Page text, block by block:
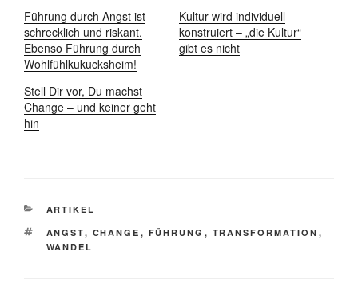
Führung durch Angst ist
schrecklich und riskant.
Ebenso Führung durch
Wohlfühlkukucksheim!
Kultur wird individuell
konstruiert – „die Kultur“
gibt es nicht
Stell Dir vor, Du machst
Change – und keiner geht
hin
KATEGORIEN
ARTIKEL
SCHLAGWÖRTER
ANGST, CHANGE , FÜHRUNG , TRANSFORMATION ,
WANDEL